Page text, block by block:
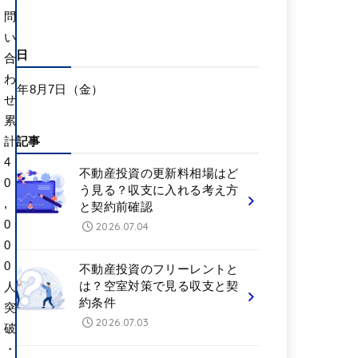
新日
年8月7日（金）
着記事
不動産投資の更新料相場はど
う見る？収支に入れる考え方
と契約前確認
2026.07.04
不動産投資のフリーレントと
は？空室対策で見る収支と契
約条件
2026.07.03
問
い
合
わ
せ
累
計
4
0
,
0
0
0
人
突
破
・